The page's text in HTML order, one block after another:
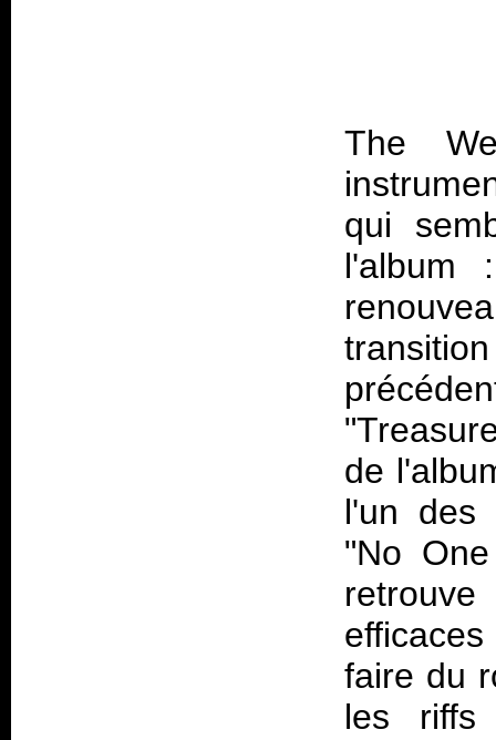
The
qui
l'album
de
l'un des
"No
faire du
les riffs